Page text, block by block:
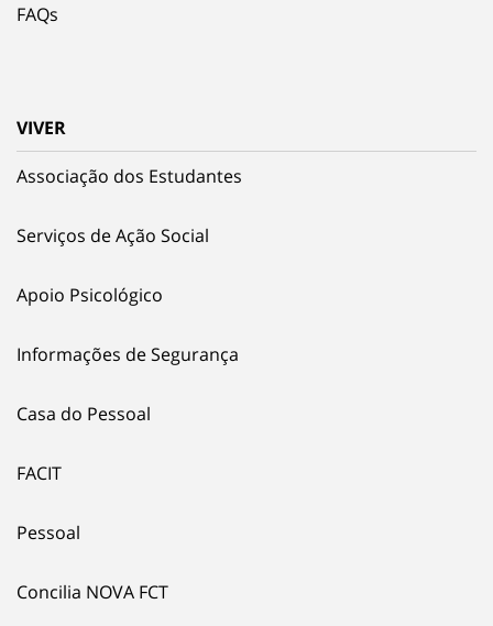
FAQs
VIVER
Associação dos Estudantes
Serviços de Ação Social
Apoio Psicológico
Informações de Segurança
Casa do Pessoal
FACIT
Pessoal
Concilia NOVA FCT